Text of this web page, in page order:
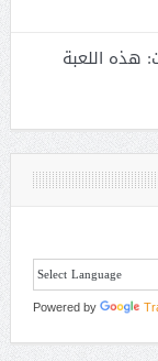
هذه اللعبة
Powered by